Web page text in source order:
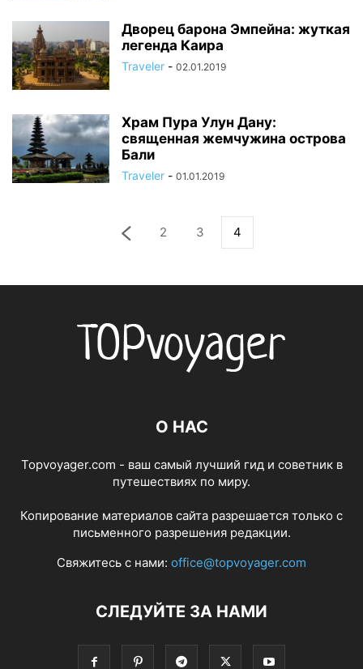
Дворец барона Эмпейна: жуткая
легенда Каира
Traveler - 02.01.2019
Храм Пура Улун Дану:
священная жемчужина острова
Бали
Traveler - 01.01.2019
2 3 4
О НАС
Topvoyager.com - ваш самый лучший гид и советник в
путешествиях по миру.
Копирование материалов сайта разрешается только с
письменного разрешения редакции.
Свяжитесь с нами: office@topvoyager.com
СЛЕДУЙТЕ ЗА НАМИ